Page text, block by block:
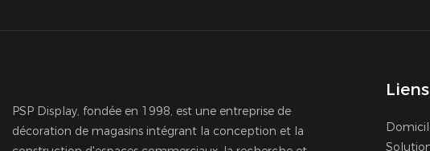
PSP Display, fondée en 1998, est une entreprise de
décoration de magasins intégrant la conception et la